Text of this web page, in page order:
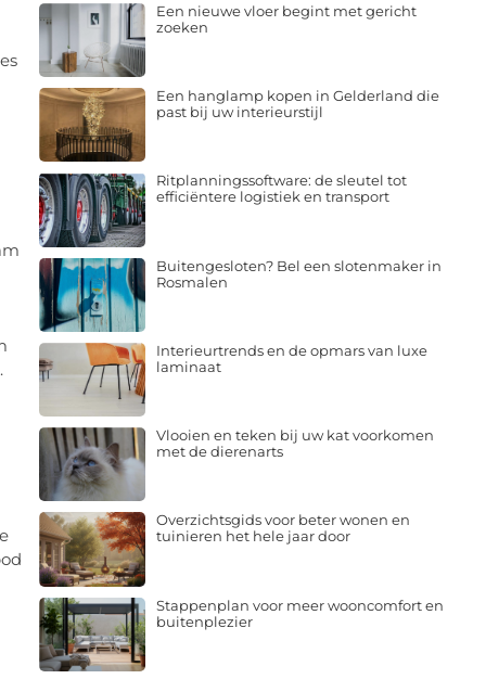
Een nieuwe vloer begint met gericht
zoeken
Een hanglamp kopen in Gelderland die
past bij uw interieurstijl
Ritplanningssoftware: de sleutel tot
efficiëntere logistiek en transport
Buitengesloten? Bel een slotenmaker in
Rosmalen
Interieurtrends en de opmars van luxe
laminaat
Vlooien en teken bij uw kat voorkomen
met de dierenarts
Overzichtsgids voor beter wonen en
tuinieren het hele jaar door
Stappenplan voor meer wooncomfort en
buitenplezier